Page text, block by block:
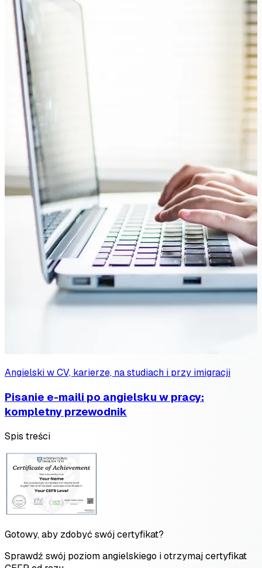
Angielski w CV, karierze, na studiach i przy imigracji
Pisanie e-maili po angielsku w pracy:
kompletny przewodnik
Spis treści
Gotowy, aby zdobyć swój certyfikat?
Sprawdź swój poziom angielskiego i otrzymaj certyfikat